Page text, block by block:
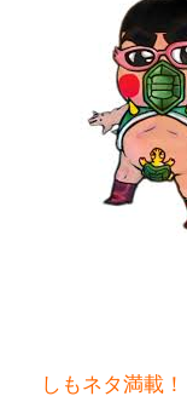
しもネタ満載！